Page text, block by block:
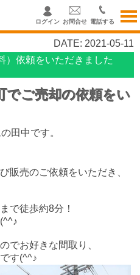
ログイン お問合せ 電話する
DATE: 2021-05-11
）依頼をいただきました
でご売却の依頼をい
田中です。
販売のご依頼をいただき、
で徒歩約8分！
でお好きな間取り、
す(^^♪